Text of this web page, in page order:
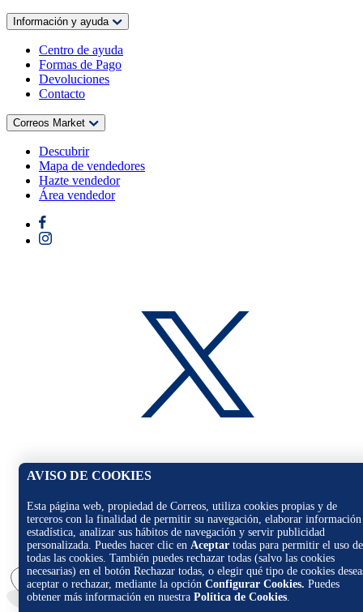
Información y ayuda
Centro de ayuda
Formas de Pago
Devoluciones
Contacto
Correos Market
Descubrir
Mapa de vendedores
Hazte vendedor
Área vendedor
AVISO DE COOKIES
Esta página web, propiedad de Correos, utiliza cookies propias y de
terceros con la finalidad de permitir su navegación, elaborar información
estadística, analizar sus hábitos de navegación y servir publicidad
personalizada. Puedes hacer clic en Aceptar todas para permitir el uso de
todas las cookies. También puedes rechazar todas (salvo las cookies
necesarias) en el botón Rechazar todas, o elegir qué tipo de cookies
aceptar o rechazar, mediante la opción Configurar Cookies. Puedes
obtener más información en nuestra Política de Cookies.